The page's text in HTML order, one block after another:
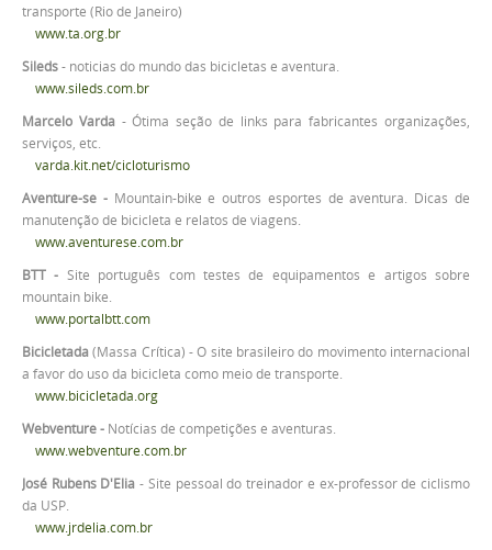
transporte (Rio de Janeiro)
www.ta.org.br
Sileds- noticias do mundo das bicicletas e aventura.
www.sileds.com.br
Marcelo Varda- Ótima seção de links para fabricantes organizações,
serviços, etc.
varda.kit.net/cicloturismo
Aventure-se - Mountain-bike e outros esportes de aventura. Dicas de
manutenção de bicicleta e relatos de viagens.
www.aventurese.com.br
BTT - Site português com testes de equipamentos e artigos sobre
mountain bike.
www.portalbtt.com
Bicicletada(Massa Crítica) - O site brasileiro do movimento internacional
a favor do uso da bicicleta como meio de transporte.
www.bicicletada.org
Webventure - Notícias de competições e aventuras.
www.webventure.com.br
José Rubens D'Elia - Site pessoal do treinador e ex-professor de ciclismo
da USP.
www.jrdelia.com.br